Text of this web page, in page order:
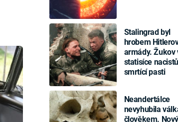
Stalingrad byl
hrobem
armády. Žukov
statisíce
smrtící pasti
Neandertálce
nevyhubila
člověkem. Nový